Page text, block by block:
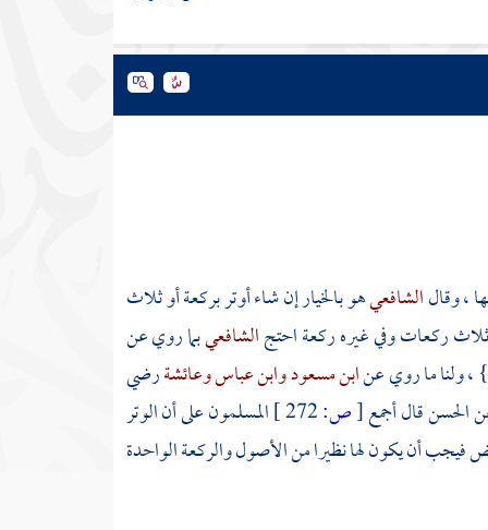
، وقالالشافعيهو بالخيار إن شاء أوتر بركعة أو ثلاث
ركعات وفي غيره ركعة احتجالشافعيبما روي عن
} ، ولنا ما روي عنابن مسعودوابن عباسوعائشةرضي
الحسنقال أجمع[ص:
المسلمون على أن الوتر
فيجب أن يكون لها نظيرا من الأصول والركعة الواحدة